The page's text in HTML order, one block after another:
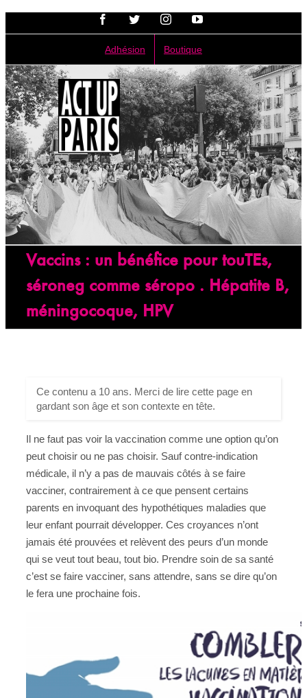
Passer
FacebookTwitterInstagramYouTube
Adhésion Boutique
Vaccins : un bénéfice pour touTEs,
séroneg comme séropo . Hépatite B,
méningocoque, HPV
Ce contenu a 10 ans. Merci de lire cette page en
gardant son âge et son contexte en tête.
Il ne faut pas voir la vaccination comme une option qu’on
peut choisir ou ne pas choisir. Sauf contre-indication
médicale, il n’y a pas de mauvais côtés à se faire
vacciner, contrairement à ce que pensent certains
parents en invoquant des hypothétiques maladies que
leur enfant pourrait développer. Ces croyances n’ont
jamais été prouvées et relèvent des peurs d’un monde
qui se veut tout beau, tout bio. Prendre soin de sa santé
c’est se faire vacciner, sans attendre, sans se dire qu’on
le fera une prochaine fois.